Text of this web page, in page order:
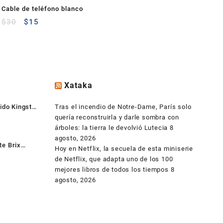
Cable de teléfono blanco
$30 $15
Kingston
Brix
2807 +
500gb
Xataka
Tras el incendio de Notre-Dame, París solo
quería reconstruirla y darle sombra con
árboles: la tierra le devolvió Lutecia 8
agosto, 2026
Hoy en Netflix, la secuela de esta miniserie
de Netflix, que adapta uno de los 100
mejores libros de todos los tiempos 8
agosto, 2026